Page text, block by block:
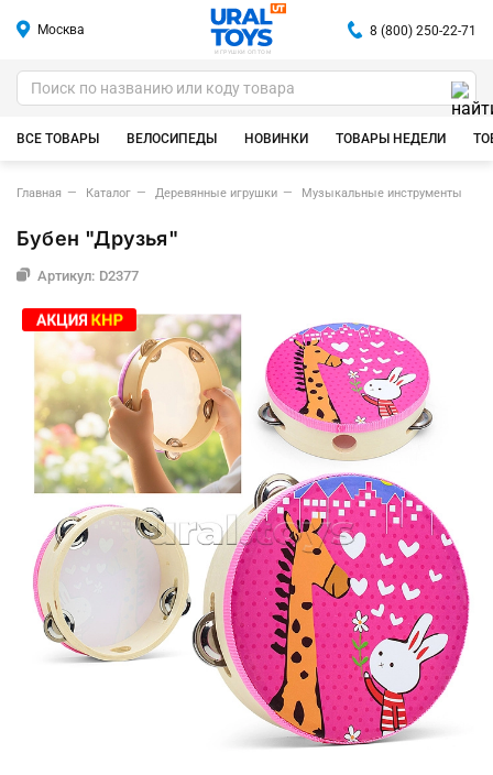
Москва
ИГРУШКИ ОПТОМ
8 (800) 250-22-71
ВСЕ ТОВАРЫ ВЕЛОСИПЕДЫ НОВИНКИ ТОВАРЫ НЕДЕЛИ
Главная Каталог Деревянные игрушки Музыкальные инструменты
Бубен "Друзья"
Артикул: D2377